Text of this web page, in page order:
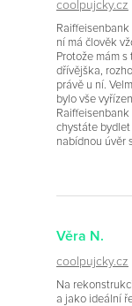
coolpujcky.cz
ní má člověk
Protože mám
dřívějška,
právě u ní.
bylo vše
chystáte
nabídnou úvěr
Věra N.
coolpujcky.cz
Na
a jako ideální